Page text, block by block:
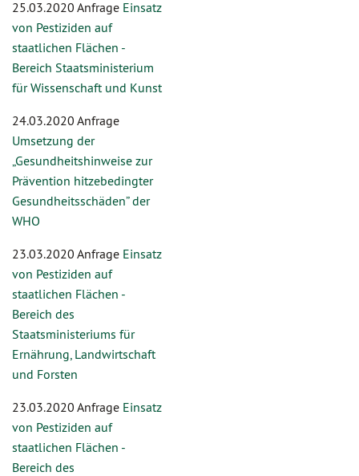
25.03.2020 Anfrage Einsatz
von Pestiziden auf
staatlichen Flächen -
Bereich Staatsministerium
für Wissenschaft und Kunst
24.03.2020 Anfrage
Umsetzung der
„Gesundheitshinweise zur
Prävention hitzebedingter
Gesundheitsschäden” der
WHO
23.03.2020 Anfrage Einsatz
von Pestiziden auf
staatlichen Flächen -
Bereich des
Staatsministeriums für
Ernährung, Landwirtschaft
und Forsten
23.03.2020 Anfrage Einsatz
von Pestiziden auf
staatlichen Flächen -
Bereich des